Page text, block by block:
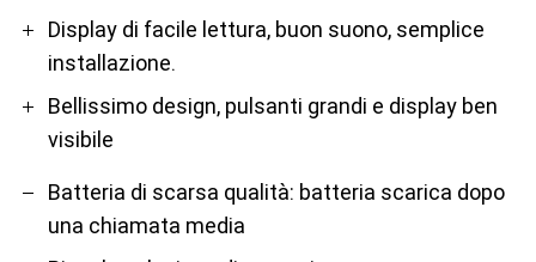
Display di facile lettura, buon suono, semplice
installazione.
Bellissimo design, pulsanti grandi e display ben
visibile
Batteria di scarsa qualità: batteria scarica dopo
una chiamata media